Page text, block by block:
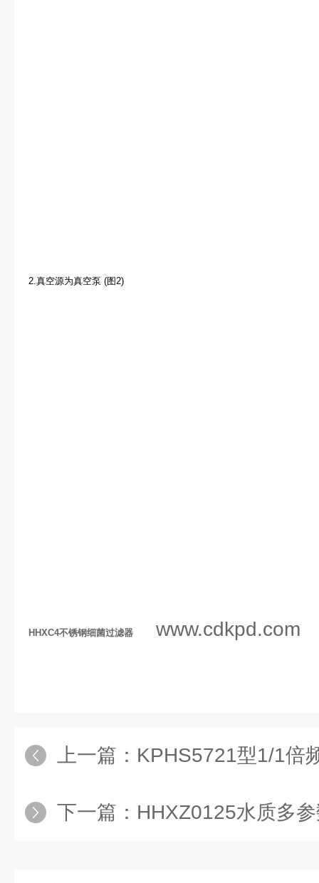
2.真空源为真空泵 (图2)
HHXC4不锈钢细菌过滤器 www.cdkpd.com
上一篇： KPHS5721型1/1倍
下一篇： HHXZ0125水质多